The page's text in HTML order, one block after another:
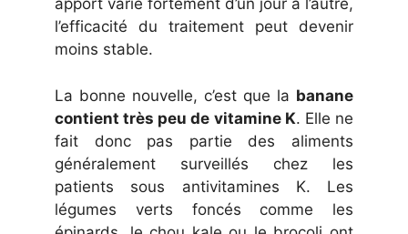
apport varie fortement d’un jour à l’autre,
l’efficacité du traitement peut devenir
moins stable.
La bonne nouvelle, c’est que la banane
contient très peu de vitamine K. Elle ne
fait donc pas partie des aliments
généralement surveillés chez les
patients sous antivitamines K. Les
légumes verts foncés comme les